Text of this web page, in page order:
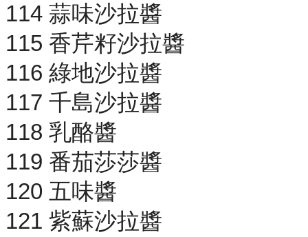
114 蒜味沙拉醬
115 香芹籽沙拉醬
116 綠地沙拉醬
117 千島沙拉醬
118 乳酪醬
119 番茄莎莎醬
120 五味醬
121 紫蘇沙拉醬